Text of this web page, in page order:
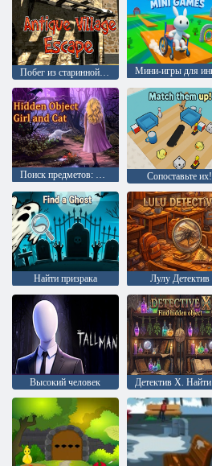
Побег из старинной деревни
Поиск предметов: Девочка и кот Сопоставьте их!
Найти призрака Лулу Детектив
Высокий человек